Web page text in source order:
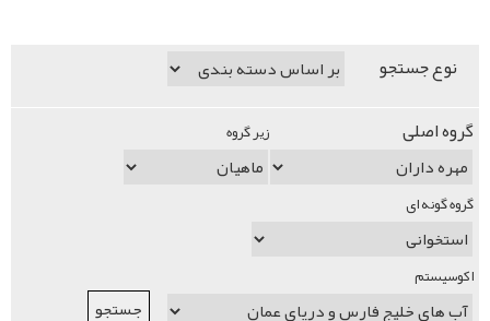
نوع جستجو
گروه اصلی
زیر گروه
گروه گونه ای
اکوسیستم